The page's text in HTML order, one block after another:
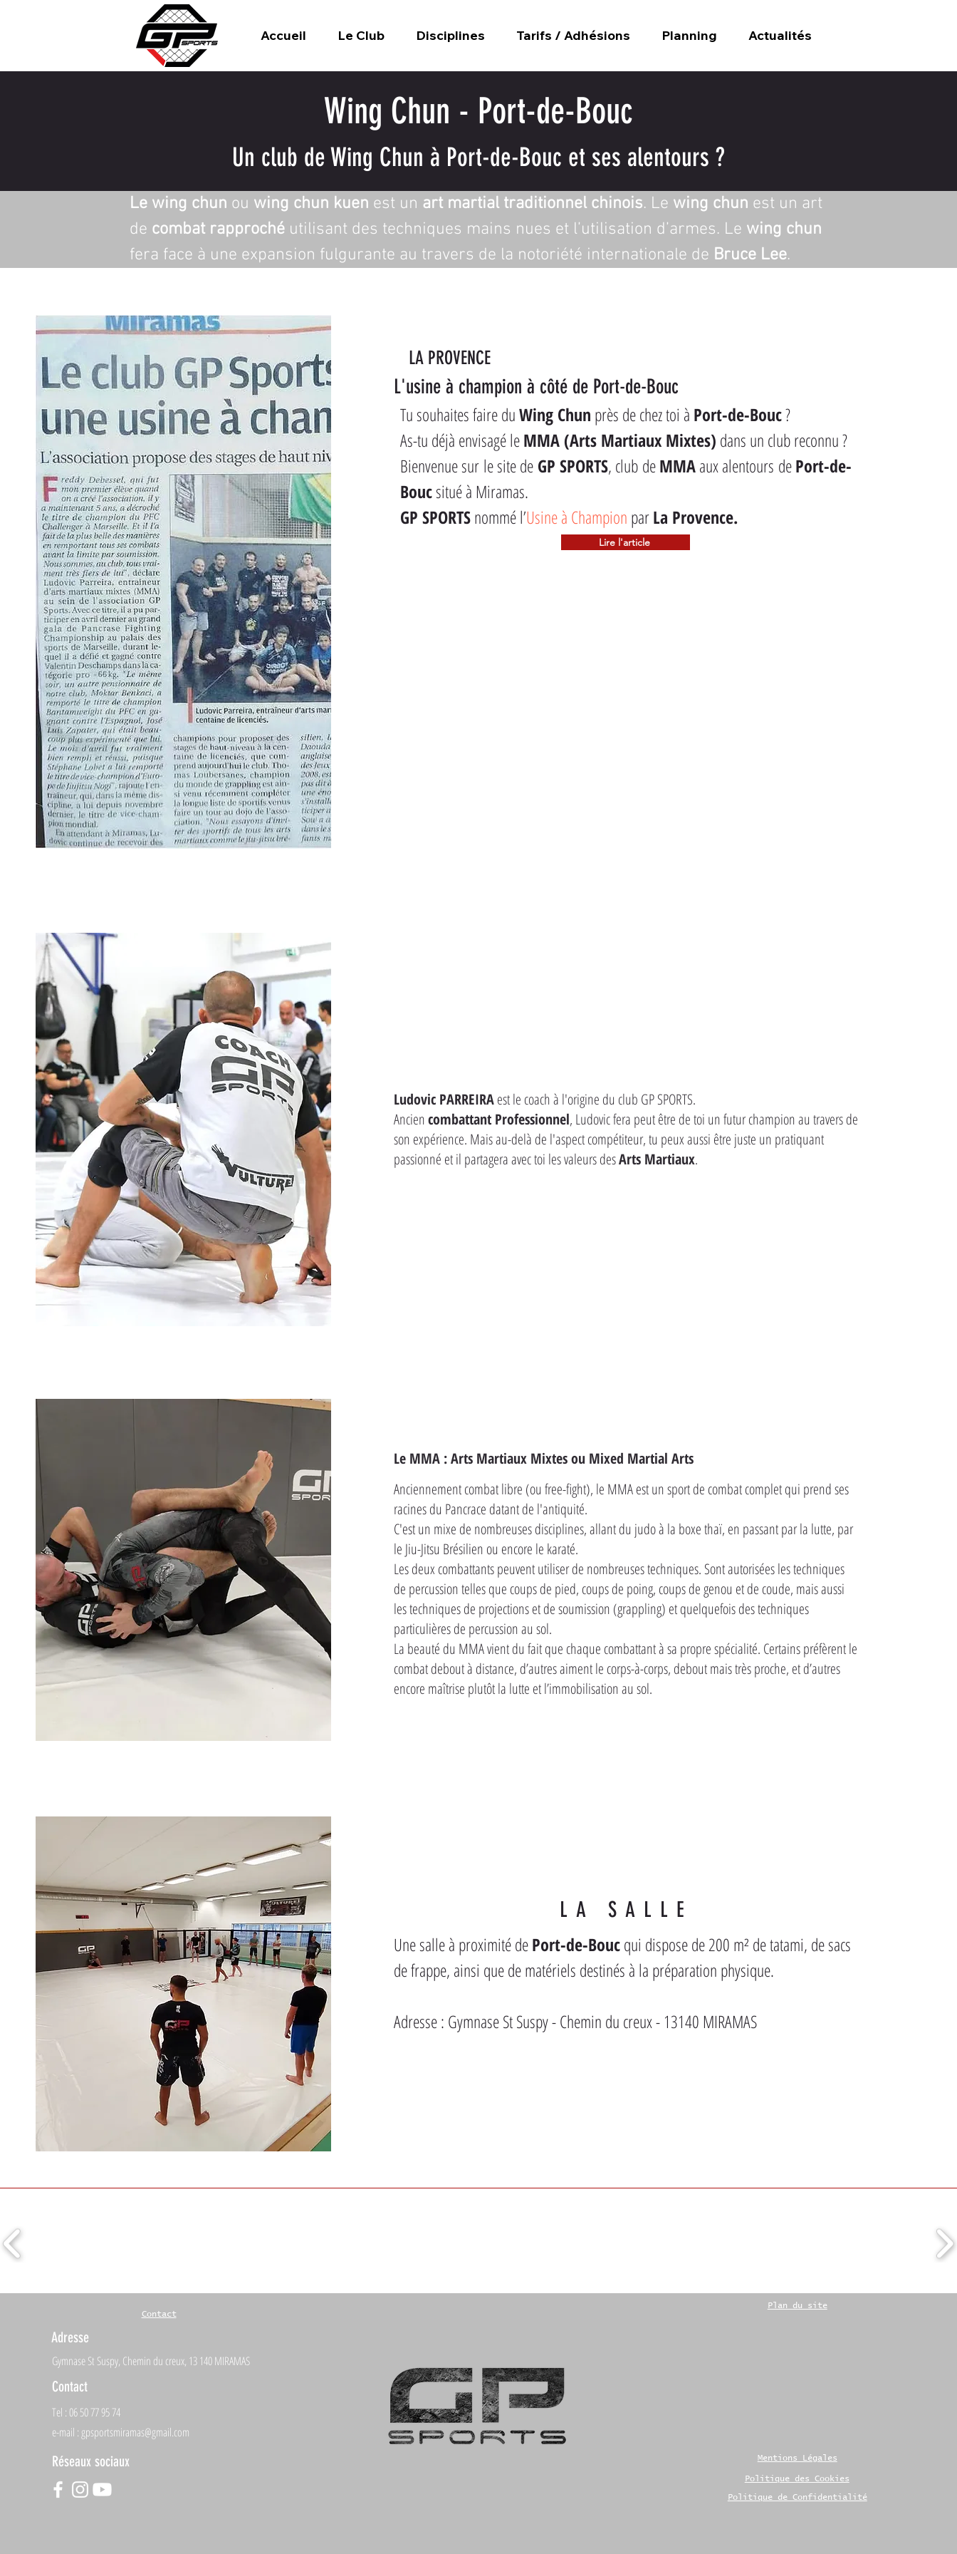
Accueil Le Club Disciplines Tarifs / Adhésions Planning Actualités
Wing Chun - Port-de-Bouc
Un club de Wing Chun à Port-de-Bouc et ses alentours ?
Le wing chun ou wing chun kuen est un art martial traditionnel chinois. Le wing chun est un art
de combat rapproché utilisant des techniques mains nues et l’utilisation d’armes. Le wing chun
fera face à une expansion fulgurante au travers de la notoriété internationale de Bruce Lee.
LA PROVENCE
L'usine à champion à côté de Port-de-Bouc
Tu souhaites faire du Wing Chun près de chez toi à Port-de-Bouc ?
As-tu déjà envisagé le MMA (Arts Martiaux Mixtes) dans un club reconnu ?
Bienvenue sur le site de GP SPORTS, club de MMA aux alentours de Port-de-
Bouc situé à Miramas.
GP SPORTS nommé l’Usine à Champion par La Provence.
Lire l'article
Ludovic PARREIRAest le coach à l'origine du club GP SPORTS.
Anciencombattant Professionnel, Ludovic fera peut être de toi un futur champion au travers de
son expérience. Mais au-delà de l'aspect compétiteur, tu peux aussi être juste un pratiquant
passionné et il partagera avec toi les valeurs desArts Martiaux.
Le MMA : Arts Martiaux Mixtes ou Mixed Martial Arts
Anciennement combat libre (ou free-fight), le MMA est un sport de combat complet qui prend ses
racines du Pancrace datant de l'antiquité.
C'est un mixe de nombreuses disciplines, allant du judo à la boxe thaï, en passant par la lutte, par
le Jiu-Jitsu Brésilien ou encore le karaté.
Les deux combattants peuvent utiliser de nombreuses techniques. Sont autorisées les techniques
de percussion telles que coups de pied, coups de poing, coups de genou et de coude, mais aussi
les techniques de projections et de soumission (grappling) et quelquefois des techniques
particulières de percussion au sol.
La beauté du MMA vient du fait que chaque combattant à sa propre spécialité. Certains préfèrent le
combat debout à distance, d’autres aiment le corps-à-corps, debout mais très proche, et d’autres
encore maîtrise plutôt la lutte et l’immobilisation au sol.
LA SALLE
Une salle à proximité de Port-de-Bouc qui dispose de 200 m² de tatami, de sacs
de frappe, ainsi que de matériels destinés à la préparation physique.
Adresse : Gymnase St Suspy - Chemin du creux - 13140 MIRAMAS
Contact
Adresse
Gymnase St Suspy, Chemin du creux, 13 140 MIRAMAS
Contact
Tel : 06 50 77 95 74
e-mail : gpsportsmiramas@gmail.com
Réseaux sociaux
Plan du site
Mentions Légales
Politique des Cookies
Politique de Confidentialité